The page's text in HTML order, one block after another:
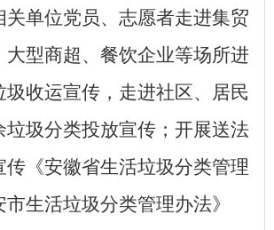
关单位党员、志愿者走进集贸
大型商超、餐饮企业等场所进
圾收运宣传，走进社区、居民
垃圾分类投放宣传；开展送法
传《安徽省生活垃圾分类管理
生活垃圾分类管理办法》